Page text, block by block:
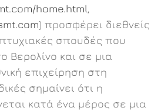
home.html,
) προσφέρει διεθνείς
σπουδές που
Βερολίνο και σε μια
επιχείρηση στη
σημαίνει ότι η
κατά ένα μέρος σε μια